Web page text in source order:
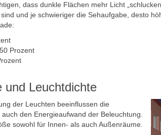
dass dunkle Flächen mehr Licht
und je schwieriger die Sehaufgabe, desto
Prozent
und Leuchtdichte
der Leuchten beeinflussen die
den Energieaufwand der Beleuchtung.
sowohl für Innen- als auch Außenräume.